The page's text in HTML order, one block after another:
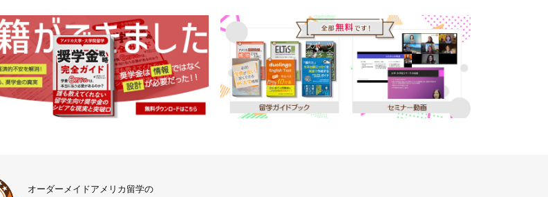
オーダーメイドアメリカ留学の